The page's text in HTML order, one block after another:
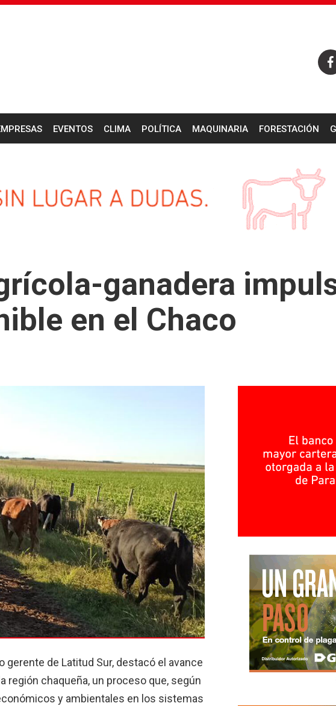
EVENTOS CLIMA POLÍTICA MAQUINARIA FORESTACIÓN
ganadera
en el Chaco
gerente de Latitud Sur, destacó el avance
región chaqueña, un proceso que, según
y ambientales en los sistemas